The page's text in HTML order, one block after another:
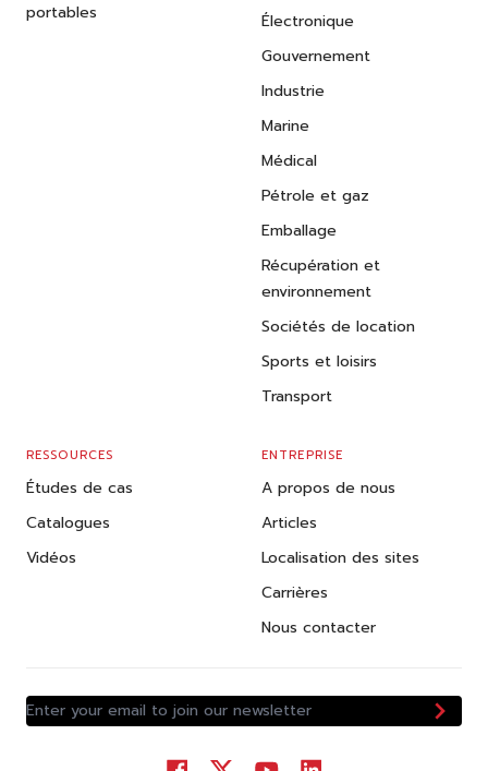
portables
Électronique
Gouvernement
Industrie
Marine
Médical
Pétrole et gaz
Emballage
Récupération et
environnement
Sociétés de location
Sports et loisirs
Transport
RESSOURCES
Études de cas
Catalogues
Vidéos
ENTREPRISE
A propos de nous
Articles
Localisation des sites
Carrières
Nous contacter
Enter your email to join our newsletter